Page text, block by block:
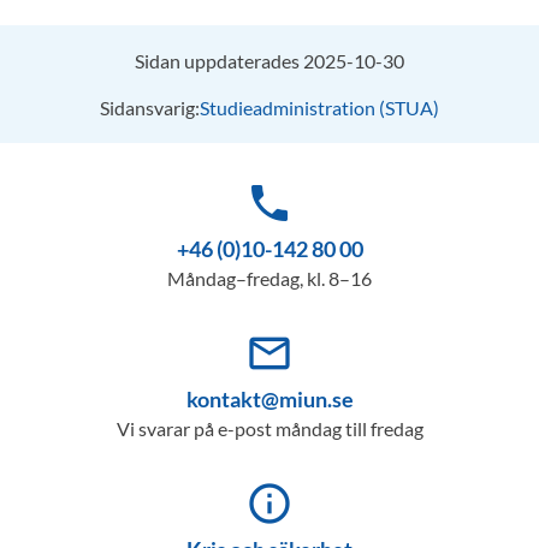
Sidan uppdaterades 2025-10-30
Sidansvarig:Studieadministration (STUA)
phone
+46 (0)10-142 80 00
Måndag–fredag, kl. 8–16
mail_outline
kontakt@miun.se
Vi svarar på e-post måndag till fredag
info_outline